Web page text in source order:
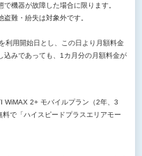
機器が故障した場合に限ります。
難・紛失は対象外です。
利用開始日とし、この日より月額料金
込みであっても、1カ月分の月額料金が
WiMAX 2+ モバイルプラン（2年、3
で「ハイスピードプラスエリアモー